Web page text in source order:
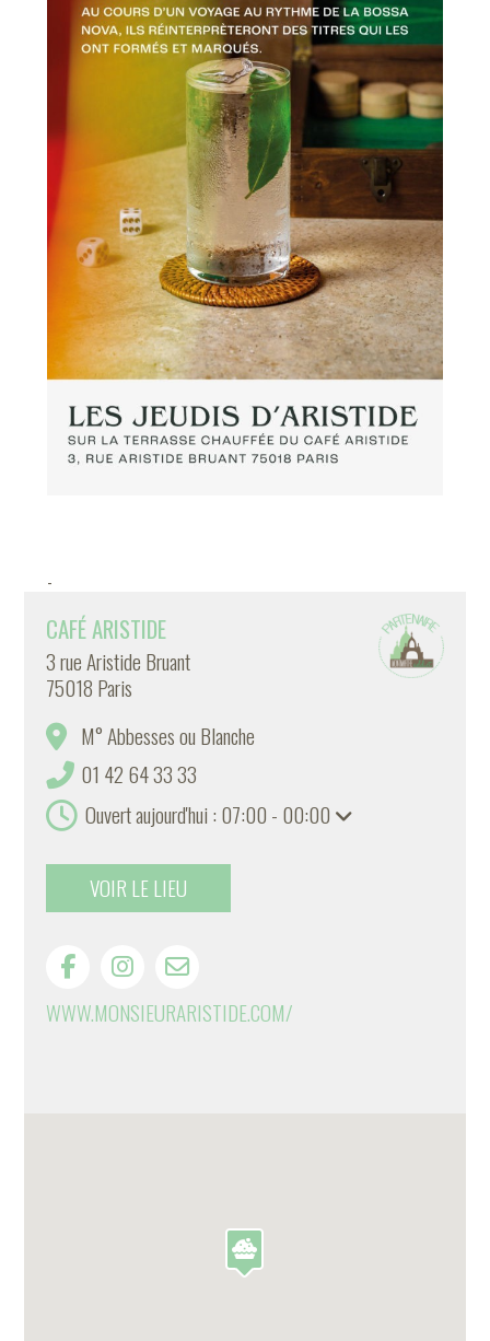
-
CAFÉ ARISTIDE
3 rue Aristide Bruant
75018 Paris
M° Abbesses ou Blanche
01 42 64 33 33
Ouvert aujourd'hui : 07:00 - 00:00
VOIR LE LIEU
WWW.MONSIEURARISTIDE.COM/